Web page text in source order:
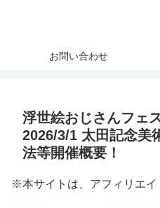
お問い合わせ
浮世絵おじさんフェ
2026/3/1 太田記念美
法等開催概要！
※本サイトは、アフィリエイ